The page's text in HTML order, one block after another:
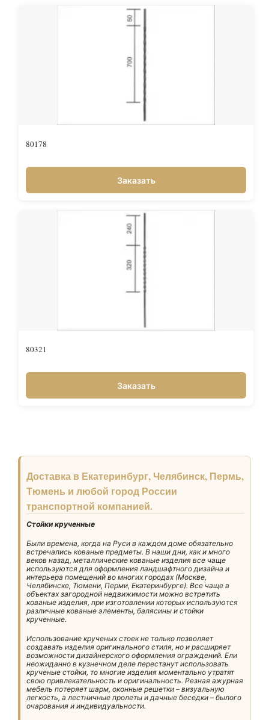
80178
Заказать
80321
Заказать
Доставка в Екатеринбург, Челябинск, Пермь,
Тюмень и любой город России
транспортной компанией.
Стойки крученные
Были времена, когда на Руси в каждом доме обязательно
встречались кованые предметы. В наши дни, как и много
веков назад, металлические кованые изделия все чаще
используются для оформления ландшафтного дизайна и
интерьера помещений во многих городах (Москве,
Челябинске, Тюмени, Перми, Екатеринбурге). Все чаще в
объектах загородной недвижимости можно встретить
кованые изделия, при изготовлении которых используются
различные кованые элементы, балясины и стойки
крученные.
Использование крученых стоек не только позволяет
создавать изделия оригинального стиля, но и расширяет
возможности дизайнерского оформления ограждений. Ели
неожиданно в кузнечном деле перестанут использовать
крученые стойки, то многие изделия моментально утратят
свою привлекательность и оригинальность. Резная ажурная
мебель потеряет шарм, оконные решетки – визуальную
легкость, а лестничные пролеты и дачные беседки – былого
очарования и индивидуальности.